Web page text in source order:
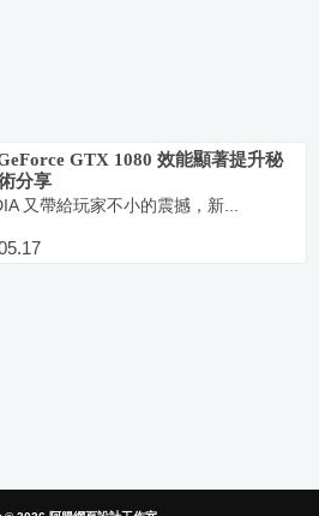
GTX 1080 效能顯著提升秘
分享
又帶給玩家不小的震撼，新...